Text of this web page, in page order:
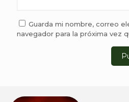
Guarda mi nombre, correo
navegador para la próxima vez